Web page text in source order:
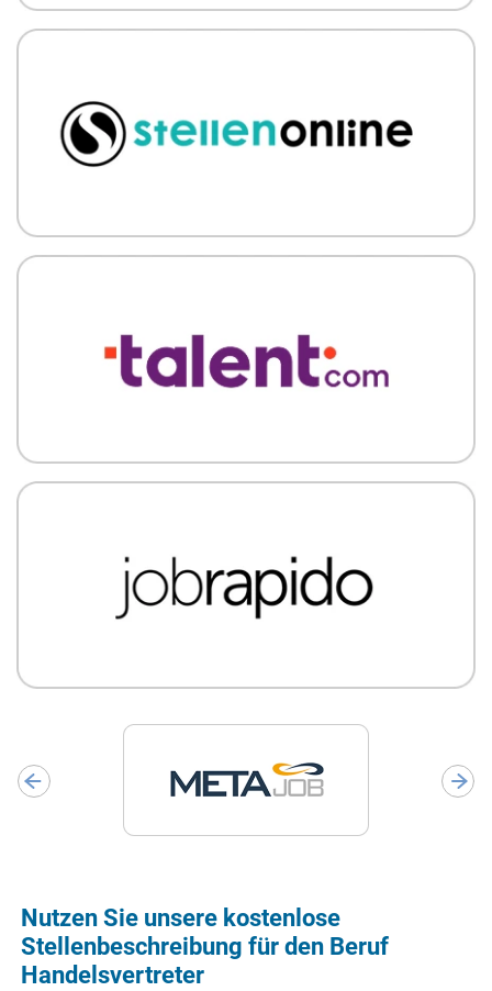
Nutzen Sie unsere kostenlose
Stellenbeschreibung für den Beruf
Handelsvertreter